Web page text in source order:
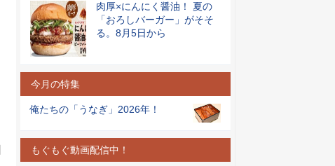
肉厚×にんにく醤油！ 夏の
「おろしバーガー」がそそ
る。8月5日から
今月の特集
俺たちの「うなぎ」2026年！
もぐもぐ動画配信中！